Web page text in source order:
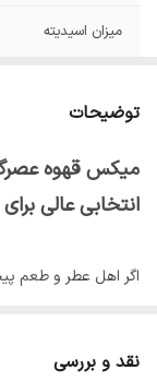
میزان اسیدیته
میزان آروما
توضیحات
انتخابی عالی
اگر اهل عطر و طعم
نقد و بررسی